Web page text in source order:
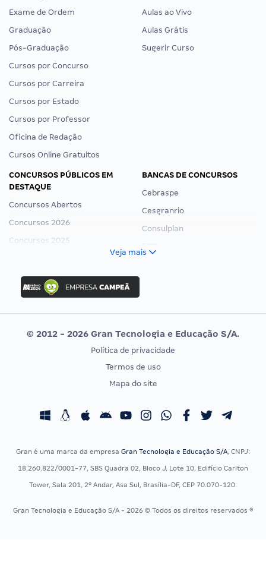
Exame de Ordem
Graduação
Pós-Graduação
Cursos por Concurso
Cursos por Carreira
Cursos por Estado
Cursos por Professor
Oficina de Redação
Cursos Online Gratuitos
Aulas ao Vivo
Aulas Grátis
Sugerir Curso
CONCURSOS PÚBLICOS EM
DESTAQUE
Concursos Abertos
Concursos 2026
Concursos 2025
Concurso Ibama
Concurso MPU
Editais publicados
BANCAS DE CONCURSOS
Cebraspe
Cesgranrio
Consulplan
Vunesp
CONCURSOS POR PROFISSÃO
Concursos Fiscais
Concursos Saúde
Residência Multiprofissional
EXAME DE ORDEM
Calendário OAB
Veja mais
© 2012 - 2026 Gran Tecnologia e Educação S/A.
Política de privacidade
Termos de uso
Mapa do site
Gran é uma marca da empresa Gran Tecnologia e Educação S/A, CNPJ:
18.260.822/0001-77, SBS Quadra 02, Bloco J, Lote 10, Edifício Carlton
Tower, Sala 201, 2º Andar, Asa Sul, Brasília-DF, CEP 70.070-120.
Gran Tecnologia e Educação S/A - 2026 © Todos os direitos reservados ®